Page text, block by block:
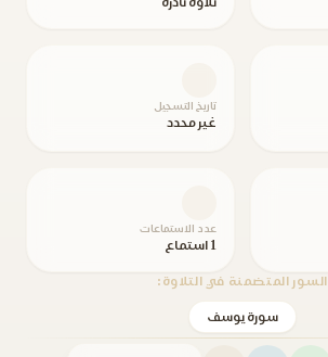
تاريخ التسجيل
غير محدد
عدد الاستماعات
1 استماع
السور المتضمنة في التلاوة:
سورة يوسف